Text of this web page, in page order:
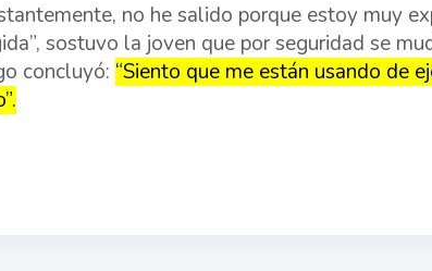
no he salido porque estoy muy
sostuvo la joven que por seguridad se
concluyó: “Siento que me están usando de